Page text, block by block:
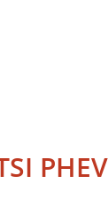
PHEV